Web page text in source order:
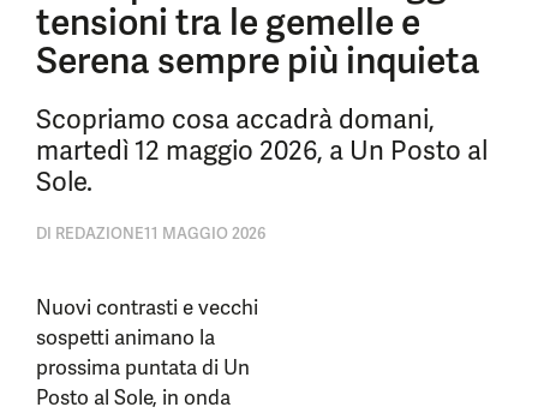
tensioni tra le gemelle e
Serena sempre più inquieta
Scopriamo cosa accadrà domani,
martedì 12 maggio 2026, a Un Posto al
Sole.
DI REDAZIONE11 MAGGIO 2026
Nuovi contrasti e vecchi
sospetti animano la
prossima puntata di Un
Posto al Sole, in onda